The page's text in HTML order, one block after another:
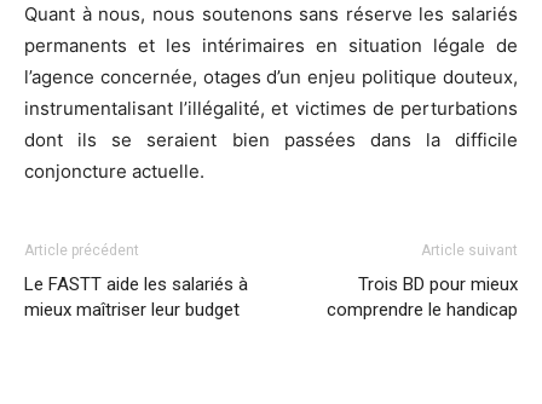
Quant à nous, nous soutenons sans réserve les salariés
permanents et les intérimaires en situation légale de
l’agence concernée, otages d’un enjeu politique douteux,
instrumentalisant l’illégalité, et victimes de perturbations
dont ils se seraient bien passées dans la difficile
conjoncture actuelle.
Article précédent
Le FASTT aide les salariés à
mieux maîtriser leur budget
Article suivant
Trois BD pour mieux
comprendre le handicap